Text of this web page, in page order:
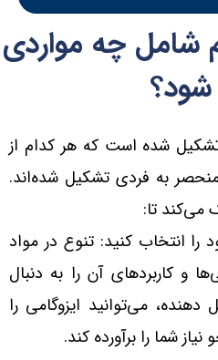
شامل چه مواردی
تشکیل شده است که هر کدام از
به فردی تشکیل شده‌اند.
تا:
را انتخاب کنید: تنوع در مواد
و کاربردهای آن را به دنبال
می‌توانید ایزوگامی را
شما را برآورده کند.